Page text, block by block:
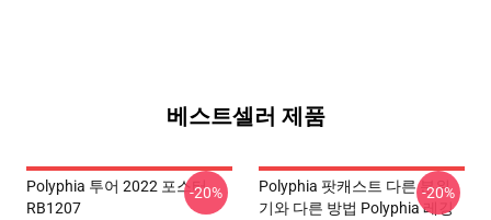
베스트셀러 제품
Polyphia 투어 2022 포스터
RB1207
-20%
Polyphia 팟캐스트 다른 분위
기와 다른 방법 Polyphia 레깅
-20%